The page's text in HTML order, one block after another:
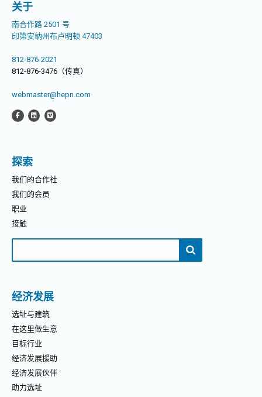
关于
南合作路 2501 号
印第安纳州布卢明顿 47403
812-876-2021
812-876-3476（传真）
webmaster@hepn.com
探索
我们的合作社
我们的会员
职业
接触
经济发展
选址与建筑
在这里做生意
目标行业
经济发展援助
经济发展伙伴
助力选址